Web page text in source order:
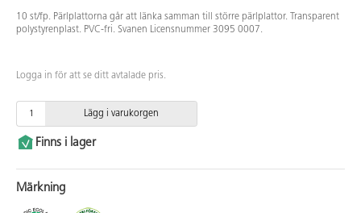
10 st/fp. Pärlplattorna går att länka samman till större pärlplattor. Transparent
polystyrenplast. PVC-fri. Svanen Licensnummer 3095 0007.
Logga in för att se ditt avtalade pris.
Lägg i varukorgen
Finns i lager
Märkning